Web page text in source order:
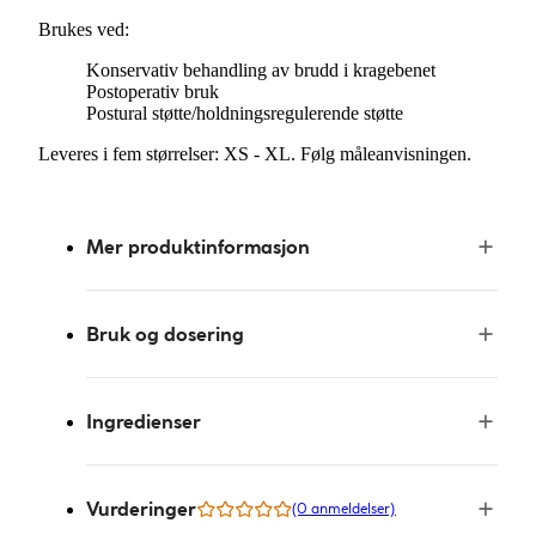
Brukes ved:
Konservativ behandling av brudd i kragebenet
Postoperativ bruk
Postural støtte/holdningsregulerende støtte
Leveres i fem størrelser: XS - XL. Følg måleanvisningen.
Mer produktinformasjon
Bruk og dosering
Ingredienser
Vurderinger (0 anmeldelser)